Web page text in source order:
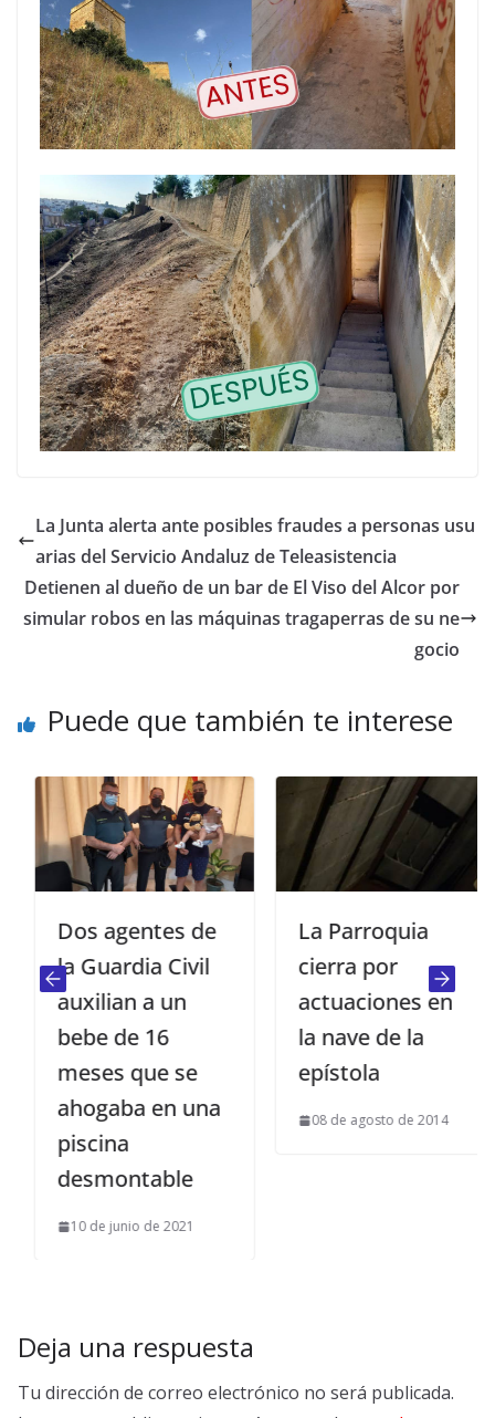
La Junta alerta ante posibles fraudes a personas usu
arias del Servicio Andaluz de Teleasistencia
Detienen al dueño de un bar de El Viso del Alcor por
simular robos en las máquinas tragaperras de su ne
gocio
Puede que también te interese
Dos agentes de
la Guardia Civil
auxilian a un
bebe de 16
meses que se
ahogaba en una
piscina
desmontable
10 de junio de 2021
La Parroquia
cierra por
actuaciones en
la nave de la
epístola
08 de agosto de 2014
Deja una respuesta
Tu dirección de correo electrónico no será publicada.